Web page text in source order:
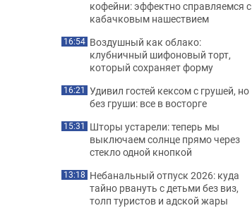
кофейни: эффектно справляемся с
кабачковым нашествием
16:54 Воздушный как облако:
клубничный шифоновый торт,
который сохраняет форму
16:21 Удивил гостей кексом с грушей, но
без груши: все в восторге
15:31 Шторы устарели: теперь мы
выключаем солнце прямо через
стекло одной кнопкой
13:18 Небанальный отпуск 2026: куда
тайно рвануть с детьми без виз,
толп туристов и адской жары